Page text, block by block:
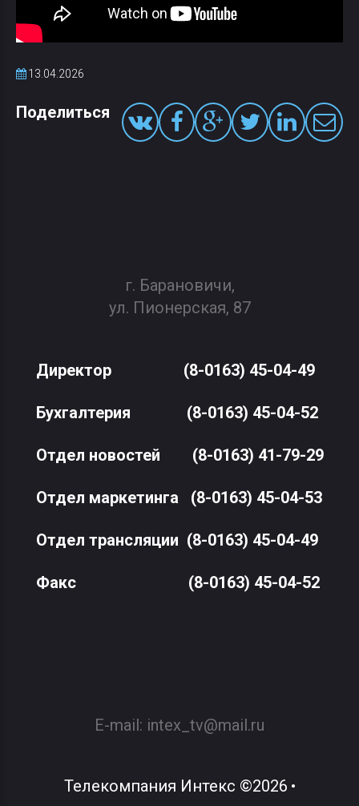
13.04.2026
Поделиться
г. Барановичи,
ул. Пионерская, 87
Директор (8-0163) 45-04-49
Бухгалтерия (8-0163) 45-04-52
Отдел новостей (8-0163) 41-79-29
Отдел маркетинга (8-0163) 45-04-53
Отдел трансляции (8-0163) 45-04-49
Факс(8-0163) 45-04-52
E-mail: intex_tv@mail.ru
Телекомпания Интекс ©2026